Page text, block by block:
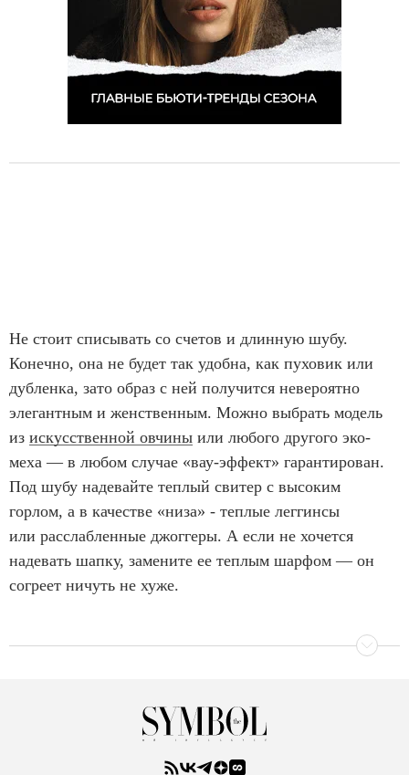
Не стоит списывать со счетов и длинную шубу.
Конечно, она не будет так удобна, как пуховик или
дубленка, зато образ с ней получится невероятно
элегантным и женственным. Можно выбрать модель
из искусственной овчины или любого другого эко-
меха — в любом случае «вау-эффект» гарантирован.
Под шубу надевайте теплый свитер с высоким
горлом, а в качестве «низа» - теплые леггинсы
или расслабленные джоггеры. А если не хочется
надевать шапку, замените ее теплым шарфом — он
согреет ничуть не хуже.